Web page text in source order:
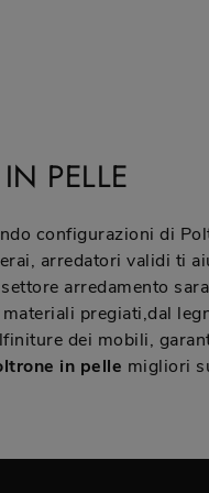
PELLE
configurazioni di
arredatori validi ti
arredamento
pregiati,dal
dei mobili,
in pelle migliori